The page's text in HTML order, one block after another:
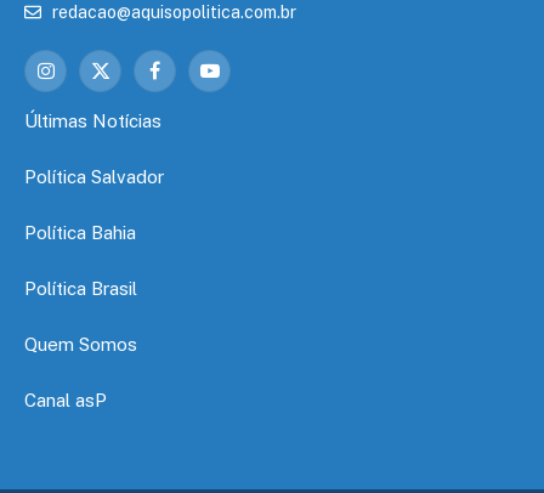
redacao@aquisopolitica.com.br
Instagram
X
FacebookYouTube
Últimas Notícias
Política Salvador
Política Bahia
Política Brasil
Quem Somos
Canal asP